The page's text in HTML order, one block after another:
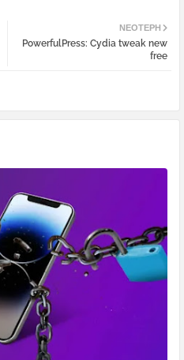
atsa
ΝΕΌΤΕΡΗ
PowerfulPress: Cydia tweak new
free